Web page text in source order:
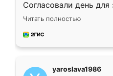
Согласовали день
недели кухня была
довольны работой.
мебель за
Читать полностью
yaroslava1986